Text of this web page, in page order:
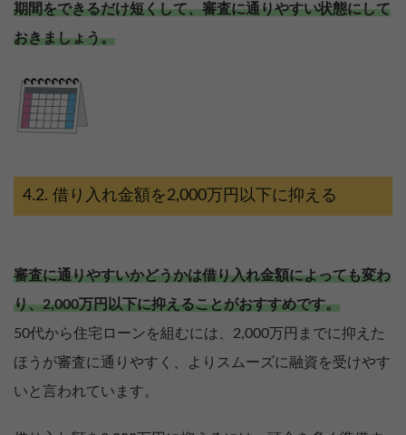
期間をできるだけ短くして、審査に通りやすい状態にして
おきましょう。
借り入れ金額を2,000万円以下に抑える
審査に通りやすいかどうかは借り入れ金額によっても変わ
り、2,000万円以下に抑えることがおすすめです。
50代から住宅ローンを組むには、2,000万円までに抑えた
ほうが審査に通りやすく、よりスムーズに融資を受けやす
いと言われています。